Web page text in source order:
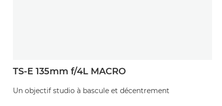
TS-E 135mm f/4L MACRO
Un objectif studio à bascule et décentrement